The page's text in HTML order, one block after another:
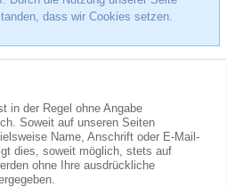
dass wir Cookies setzen.
in der Regel ohne Angabe
Soweit auf unseren Seiten
Name, Anschrift oder E-Mail-
dies, soweit möglich, stets auf
ohne Ihre ausdrückliche